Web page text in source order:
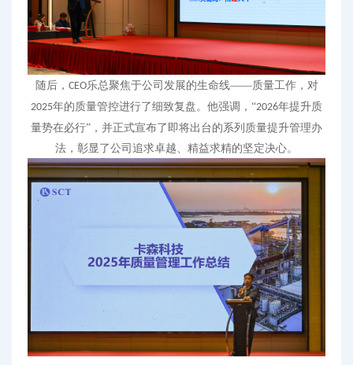
随后， CEO乐总聚焦于公司发展的生命线——质量工作，对
2025年的质量管控进行了细致复盘。他强调，“2026年提升质
量势在必行”，并正式宣布了即将出台的系列质量提升管理办
法，彰显了公司追求卓越、精益求精的坚定决心。